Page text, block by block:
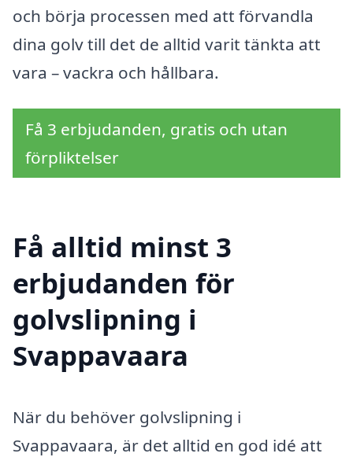
och börja processen med att förvandla
dina golv till det de alltid varit tänkta att
vara – vackra och hållbara.
Få 3 erbjudanden, gratis och utan
förpliktelser
Få alltid minst 3
erbjudanden för
golvslipning i
Svappavaara
När du behöver golvslipning i
Svappavaara, är det alltid en god idé att